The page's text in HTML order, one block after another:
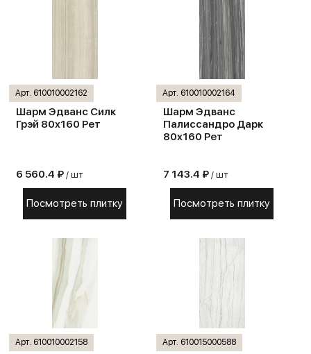
Арт. 610010002162
Шарм Эдванс Силк
Грэй 80х160 Рет
6 560.4 ₽ / шт
Посмотреть плитку
Арт. 610010002164
Шарм Эдванс
Палиссандро Дарк
80х160 Рет
7 143.4 ₽ / шт
Посмотреть плитку
Арт. 610010002158 Арт. 610015000588